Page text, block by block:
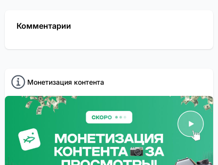
Комментарии
Монетизация контента